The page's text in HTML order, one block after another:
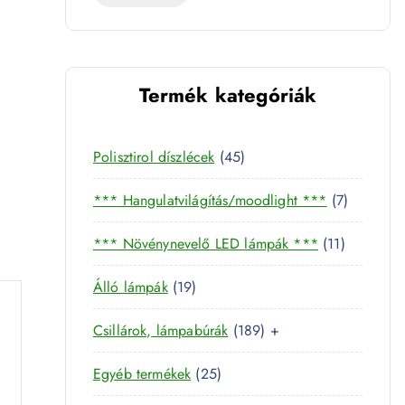
t
Termék kategóriák
Polisztirol díszlécek 454
5
t
e
r
k
*** Hangulatvilágítás/moodlight *** 77
t
e
r
*** Növénynevelő LED lámpák *** 111
1
e
Álló lámpák 191
9
t
e
r
Csillárok, lámpabúrák 1891
8
+
Egyéb termékek 252
5